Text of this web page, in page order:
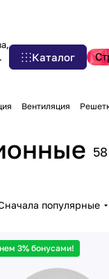
Каталог
Вентиляция
58
популярные
3% бонусами!